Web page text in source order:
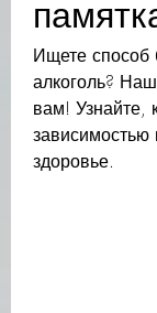
Ищете способ
алкоголь?
вам! Узнайте,
зависимостью
здоровье.